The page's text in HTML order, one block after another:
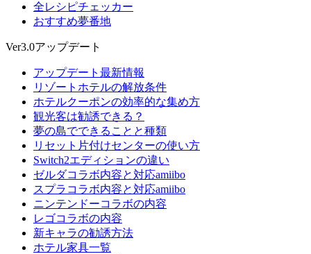
全レシピチェッカー
おすすめ夢番地
Ver3.0アップデート
アップデート最新情報
リゾートホテルの解放条件
ホテルクーポンの効率的な集め方
観光客は勧誘できる？
夢の島でできることと種類
リセット片付けセンターの使い方
Switch2エディションの違い
ゼルダコラボ内容と対応amiibo
スプラコラボ内容と対応amiibo
ニンテンドーコラボの内容
レゴコラボの内容
新キャラの勧誘方法
ホテル家具一覧